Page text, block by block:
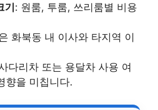
기: 원룸, 투룸, 쓰리룸별 비용
화북동 내 이사와 타지역 이
다리차 또는 용달차 사용 여
향을 미칩니다.